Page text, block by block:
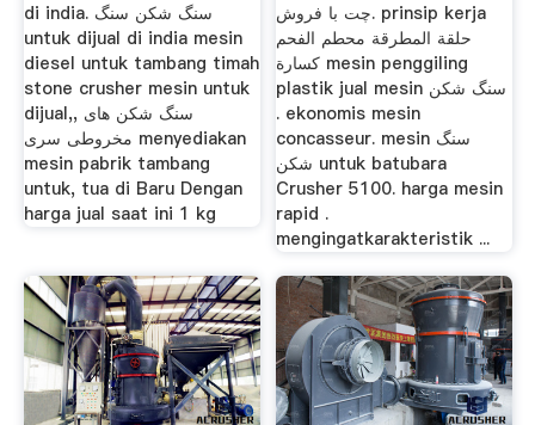
di india. سنگ شکن سنگ
untuk dijual di india mesin
diesel untuk tambang timah
stone crusher mesin untuk
dijual,, سنگ شکن های
مخروطی سری menyediakan
mesin pabrik tambang
untuk, tua di Baru Dengan
harga jual saat ini 1 kg
چت با فروش. prinsip kerja
حلقة المطرقة محطم الفحم
كسارة mesin penggiling
plastik jual mesin سنگ شکن
. ekonomis mesin
concasseur. mesin سنگ
شکن untuk batubara
Crusher 5100. harga mesin
rapid .
mengingatkarakteristik ...